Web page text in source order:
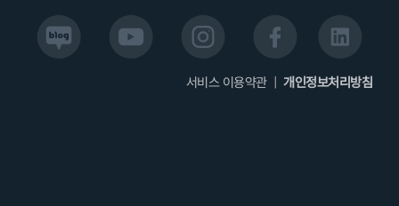
서비스 이용약관 |개인정보처리방침